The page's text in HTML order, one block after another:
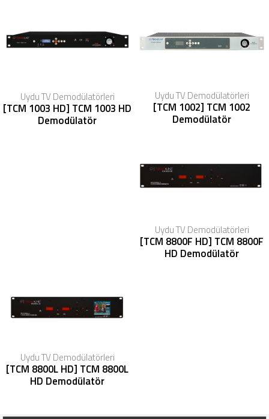
Uydu TV Demodülatörleri
[TCM 1003 HD] TCM 1003 HD
Demodülatör
Uydu TV Demodülatörleri
[TCM 1002] TCM 1002
Demodülatör
Uydu TV Demodülatörleri
[TCM 8800F HD] TCM 8800F
HD Demodülatör
Uydu TV Demodülatörleri
[TCM 8800L HD] TCM 8800L
HD Demodülatör